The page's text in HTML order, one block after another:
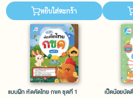
หยิบใส่ตะกร้า
แบบฝึก หัดคัดไทย กขค ชุดที่ 1 เป็ดน้อยบัด